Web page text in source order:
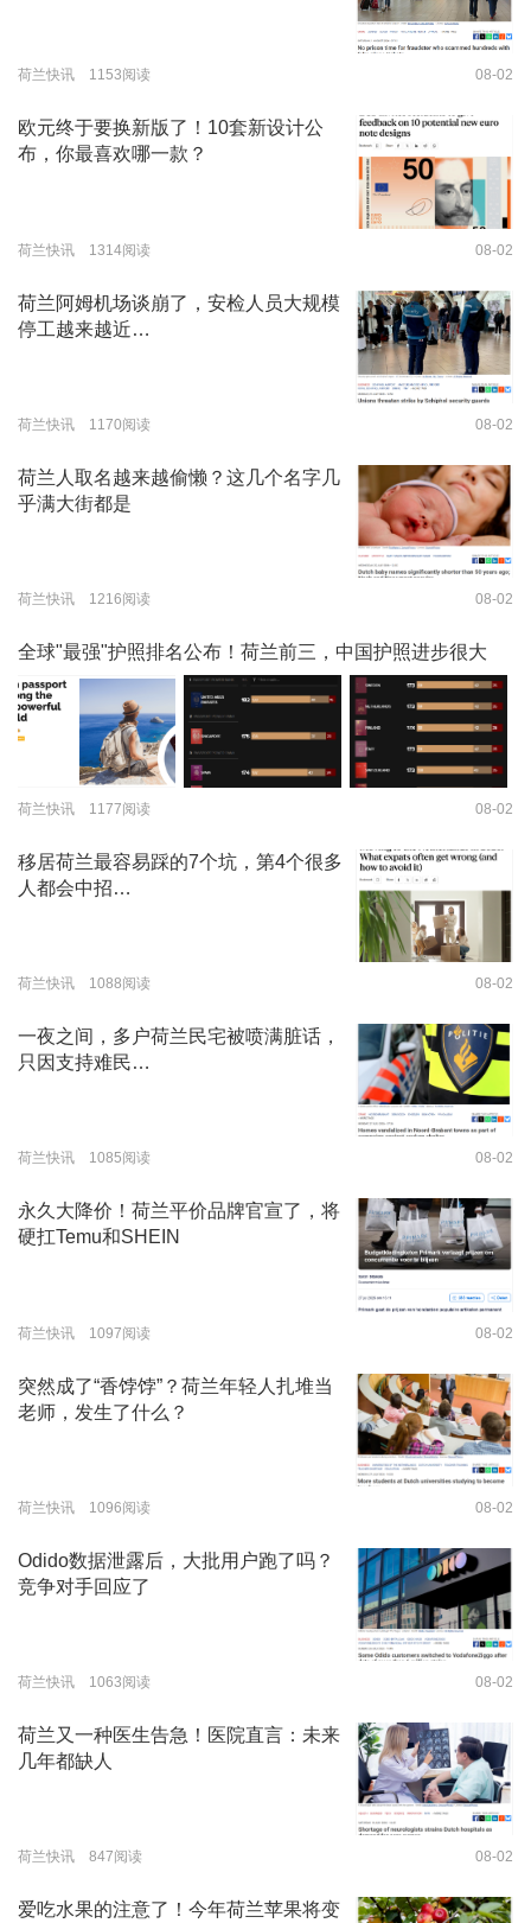
荷兰快讯 1153阅读 08-02
欧元终于要换新版了！10套新设计公
布，你最喜欢哪一款？
荷兰快讯 1314阅读 08-02
荷兰阿姆机场谈崩了，安检人员大规模
停工越来越近…
荷兰快讯 1170阅读 08-02
荷兰人取名越来越偷懒？这几个名字几
乎满大街都是
荷兰快讯 1216阅读 08-02
全球"最强"护照排名公布！荷兰前三，中国护照进步很大
荷兰快讯 1177阅读 08-02
移居荷兰最容易踩的7个坑，第4个很多
人都会中招…
荷兰快讯 1088阅读 08-02
一夜之间，多户荷兰民宅被喷满脏话，
只因支持难民…
荷兰快讯 1085阅读 08-02
永久大降价！荷兰平价品牌官宣了，将
硬扛Temu和SHEIN
荷兰快讯 1097阅读 08-02
突然成了“香饽饽”？荷兰年轻人扎堆当
老师，发生了什么？
荷兰快讯 1096阅读 08-02
Odido数据泄露后，大批用户跑了吗？
竞争对手回应了
荷兰快讯 1063阅读 08-02
荷兰又一种医生告急！医院直言：未来
几年都缺人
荷兰快讯 847阅读 08-02
爱吃水果的注意了！今年荷兰苹果将变